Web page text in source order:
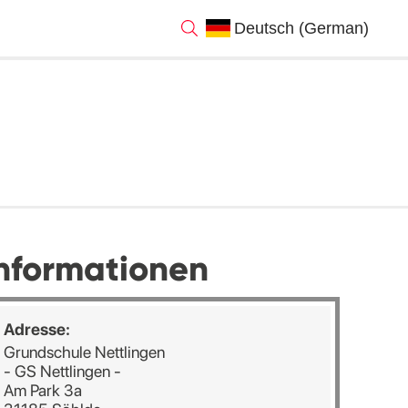
Adresse:
Grundschule Nettlingen
- GS Nettlingen -
Am Park 3a